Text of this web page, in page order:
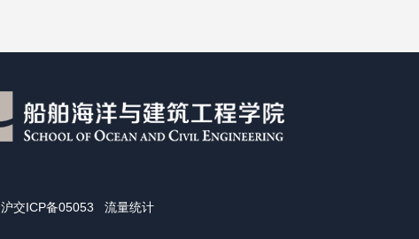
沪交ICP备05053 流量统计